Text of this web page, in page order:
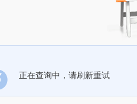
正在查询中，请刷新重试